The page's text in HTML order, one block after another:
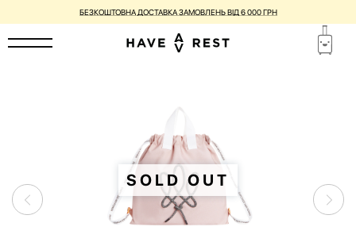
БЕЗКОШТОВНА ДОСТАВКА ЗАМОВЛЕНЬ ВІД 6 000 ГРН
SOLD OUT